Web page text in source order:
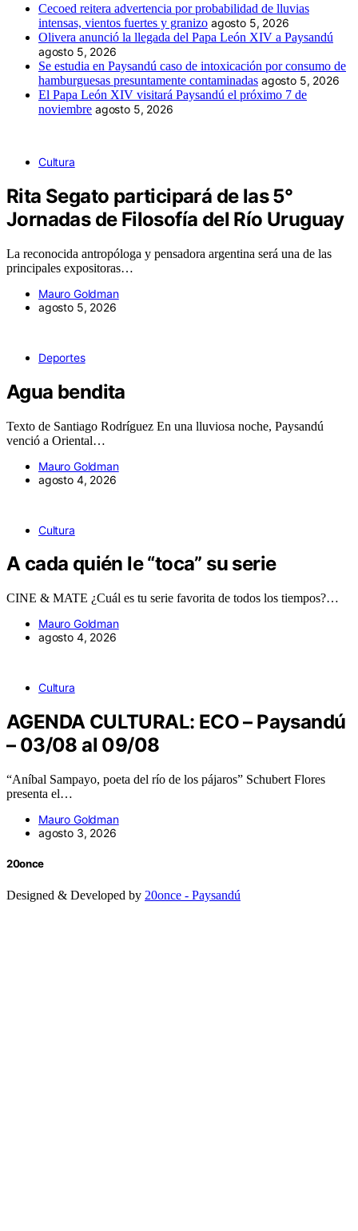
Cecoed reitera advertencia por probabilidad de lluvias
intensas, vientos fuertes y granizo agosto 5, 2026
Olivera anunció la llegada del Papa León XIV a Paysandú
agosto 5, 2026
Se estudia en Paysandú caso de intoxicación por consumo de
hamburguesas presuntamente contaminadas agosto 5, 2026
El Papa León XIV visitará Paysandú el próximo 7 de
noviembre agosto 5, 2026
Cultura
Rita Segato participará de las 5°
Jornadas de Filosofía del Río Uruguay
La reconocida antropóloga y pensadora argentina será una de las
principales expositoras…
Mauro Goldman
agosto 5, 2026
Deportes
Agua bendita
Texto de Santiago Rodríguez En una lluviosa noche, Paysandú
venció a Oriental…
Mauro Goldman
agosto 4, 2026
Cultura
A cada quién le “toca” su serie
CINE & MATE ¿Cuál es tu serie favorita de todos los tiempos?…
Mauro Goldman
agosto 4, 2026
Cultura
AGENDA CULTURAL: ECO – Paysandú
– 03/08 al 09/08
“Aníbal Sampayo, poeta del río de los pájaros” Schubert Flores
presenta el…
Mauro Goldman
agosto 3, 2026
20once
Designed & Developed by 20once - Paysandú